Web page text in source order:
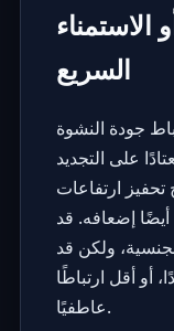
الاستمناء
السريع
جودة النشوة
على التجديد
تحفيز ارتفاعات
إضعافه. قد
ولكن قد
أو أقل ارتباطًا
عاطفيًا.